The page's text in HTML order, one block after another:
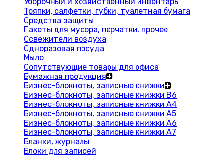
Тряпки, салфетки, губки, туалетная бумага
Средства защиты
Пакеты для мусора, перчатки, прочее
Освежители воздуха
Одноразовая посуда
Мыло
Сопутствующие товары для офиса
Бумажная продукция
Бизнес-блокноты, записные книжки
Бизнес-блокноты, записные книжки В6
Бизнес-блокноты, записные книжки A4
Бизнес-блокноты, записные книжки А5
Бизнес-блокноты, записные книжки А6
Бизнес-блокноты, записные книжки А7
Бланки, журналы
Блоки для записей